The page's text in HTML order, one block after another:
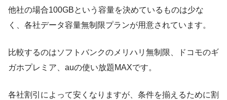
他社の場合100GBという容量を決めているものは少な
く、各社データ容量無制限プランが用意されています。
比較するのはソフトバンクのメリハリ無制限、ドコモのギ
ガホプレミア、auの使い放題MAXです。
各社割引によって安くなりますが、条件を揃えるために割